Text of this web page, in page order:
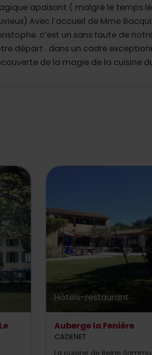
apaisant ( malgré le temps
Avec l’accueil de Mme
c’est un sans faute de
départ . dans un cadre
de la magie de la cuisine du chef
Hôtels-restaurant
Auberge la Fenière
CADENET
La cuisine de Reine